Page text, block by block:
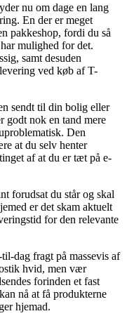
nu om dage en lang
En der er meget
pakkeshop, fordi du så
mulighed for det.
samt desuden
ved køb af T-
sendt til din bolig eller
godt nok en tand mere
Den
at du selv henter
af at du er tæt på e-
forudsat du står og skal
er det skam aktuelt
for den relevante
dag fragt på massevis af
hvid, men vær
forinden et fast
nå at få produkterne
hjemad.